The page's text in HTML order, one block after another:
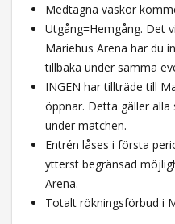
Medtagna väskor
Utgång=Hemgång. Det
Mariehus Arena har du
tillbaka under samma
INGEN har tillträde till
öppnar. Detta gäller
under matchen.
Entrén låses i första
ytterst begränsad
Arena.
Totalt rökningsförbud i